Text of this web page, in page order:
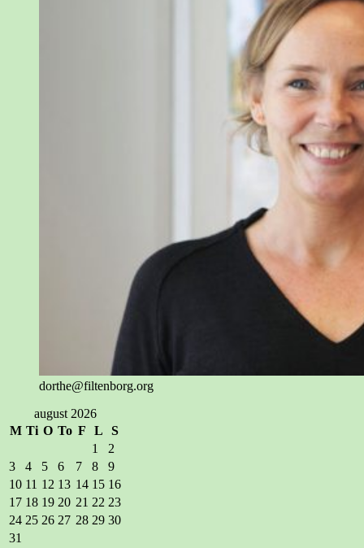
dorthe@filtenborg.org
august 2026
M Ti O To F L
S
1
2
3
4 5 6 7 8
9
10 11 12 13 14 15 16
17 18 19 20 21 22 23
24 25 26 27 28 29 30
31